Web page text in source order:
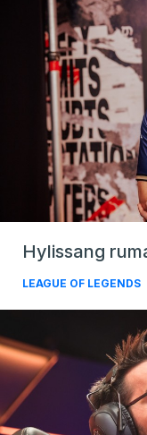
Hylissang
LEAGUE OF LEGENDS